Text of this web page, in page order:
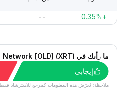
+0.35%
--
ما رأيك في Robonomics Network [OLD] (XRT) اليوم؟
إيجابي
ملاحظة: تُعرَض هذه المعلومات كمرجع للاسترشاد فقط.